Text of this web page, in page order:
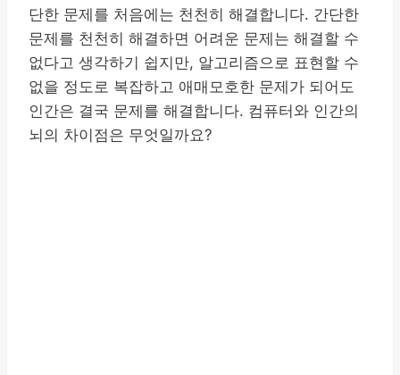
단한 문제를 처음에는 천천히 해결합니다. 간단한
문제를 천천히 해결하면 어려운 문제는 해결할 수
없다고 생각하기 쉽지만, 알고리즘으로 표현할 수
없을 정도로 복잡하고 애매모호한 문제가 되어도
인간은 결국 문제를 해결합니다. 컴퓨터와 인간의
뇌의 차이점은 무엇일까요?